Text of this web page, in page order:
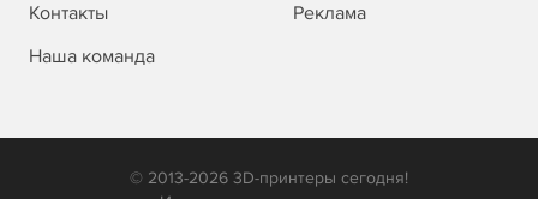
Контакты
Реклама
Наша команда
© 2013-2026 3D-принтеры сегодня!